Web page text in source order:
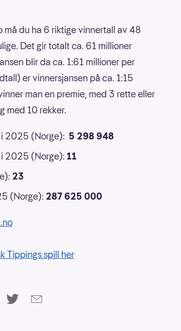
må du ha 6 riktige vinnertall av 48
Det gir totalt ca. 61 millioner
blir da ca. 1:61 millioner per
er vinnersjansen på ca. 1:15
man en premie, med 3 rette eller
med 10 rekker.
2025 (Norge): 5 298 948
2025 (Norge): 11
23
(Norge): 287 625 000
Tippings spill her